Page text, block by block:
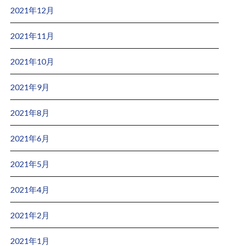
2021年12月
2021年11月
2021年10月
2021年9月
2021年8月
2021年6月
2021年5月
2021年4月
2021年2月
2021年1月